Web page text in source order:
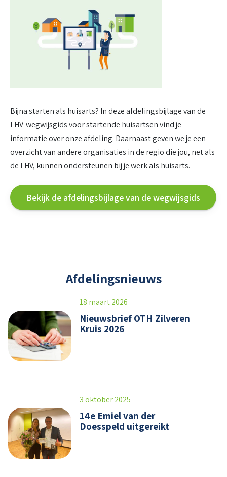
Bijna starten als huisarts? In deze afdelingsbijlage van de
LHV-wegwijsgids voor startende huisartsen vind je
informatie over onze afdeling. Daarnaast geven we je een
overzicht van andere organisaties in de regio die jou, net als
de LHV, kunnen ondersteunen bij je werk als huisarts.
Bekijk de afdelingsbijlage van de wegwijsgids
Afdelingsnieuws
18 maart 2026
Nieuwsbrief OTH Zilveren
Kruis 2026
3 oktober 2025
14e Emiel van der
Doesspeld uitgereikt